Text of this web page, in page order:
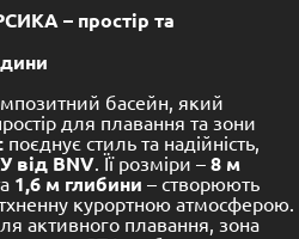
– простір та
басейн, який
для плавання та зони
поєднує стиль та надійність,
від BNV. Її розміри – 8 м
1,6 м глибини – створюють
курортною атмосферою.
активного плавання, зона